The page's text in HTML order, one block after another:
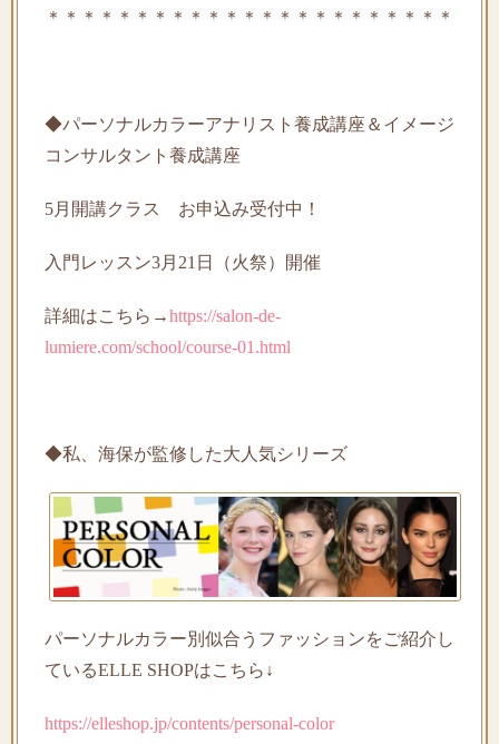
＊＊＊＊＊＊＊＊＊＊＊＊＊＊＊＊＊＊＊＊＊＊＊
◆パーソナルカラーアナリスト養成講座＆イメージ
コンサルタント養成講座
5月開講クラス お申込み受付中！
入門レッスン3月21日（火祭）開催
詳細はこちら→https://salon-de-
lumiere.com/school/course-01.html
◆私、海保が監修した大人気シリーズ
パーソナルカラー別似合うファッションをご紹介し
ているELLE SHOPはこちら ↓
https://elleshop.jp/contents/personal-color